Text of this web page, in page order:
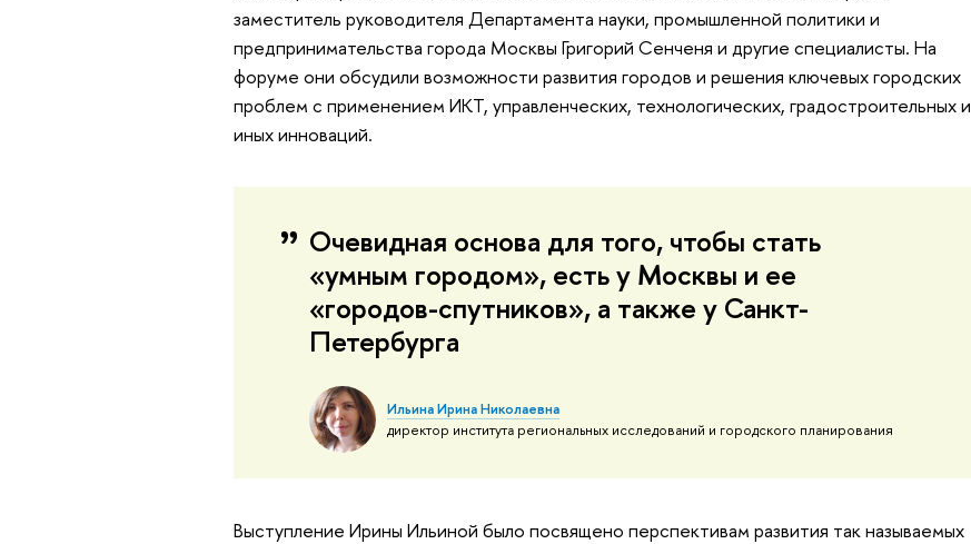
заместитель руководителя Департамента науки, промышленной политики и
предпринимательства города Москвы Григорий Сенченя и другие специалисты. На
форуме они обсудили возможности развития городов и решения ключевых городских
проблем с применением ИКТ, управленческих, технологических, градостроительных и
иных инноваций.
Очевидная основа для того, чтобы стать
«умным городом», есть у Москвы и ее
«городов-спутников», а также у Санкт-
Петербурга
Ильина Ирина Николаевна
директор института региональных исследований и городского планирования
Выступление Ирины Ильиной было посвящено перспективам развития так называемых